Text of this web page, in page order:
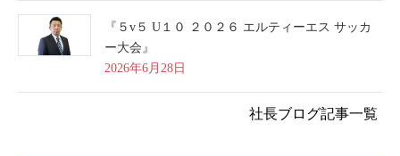
『５v５ U１０ ２０２６ エルティーエス サッカ
ー大会』
2026年6月28日
社長ブログ記事一覧